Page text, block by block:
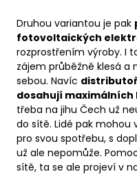
Druhou variantou je pak
fotovoltaických
rozprostřením výroby. I
zájem průběžně klesá
sebou. Navíc
dosahují
třeba na jihu Čech už
do sítě. Lidé pak mohou
pro svou spotřebu, s
už ale nepomůže.
sítě, ta se ale projeví v